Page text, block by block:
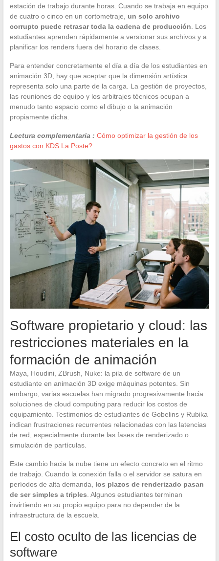
estación de trabajo durante horas. Cuando se trabaja en equipo
de cuatro o cinco en un cortometraje, un solo archivo
corrupto puede retrasar toda la cadena de producción . Los
estudiantes aprenden rápidamente a versionar sus archivos y a
planificar los renders fuera del horario de clases.
Para entender concretamente el día a día de los estudiantes en
animación 3D, hay que aceptar que la dimensión artística
representa solo una parte de la carga. La gestión de proyectos,
las reuniones de equipo y los arbitrajes técnicos ocupan a
menudo tanto espacio como el dibujo o la animación
propiamente dicha.
Lectura complementaria : Cómo optimizar la gestión de los
gastos con KDS La Poste?
Software propietario y cloud: las
restricciones materiales en la
formación de animación
Maya, Houdini, ZBrush, Nuke: la pila de software de un
estudiante en animación 3D exige máquinas potentes. Sin
embargo, varias escuelas han migrado progresivamente hacia
soluciones de cloud computing para reducir los costos de
equipamiento. Testimonios de estudiantes de Gobelins y Rubika
indican frustraciones recurrentes relacionadas con las latencias
de red, especialmente durante las fases de renderizado o
simulación de partículas.
Este cambio hacia la nube tiene un efecto concreto en el ritmo
de trabajo. Cuando la conexión falla o el servidor se satura en
períodos de alta demanda, los plazos de renderizado pasan
de ser simples a triples . Algunos estudiantes terminan
invirtiendo en su propio equipo para no depender de la
infraestructura de la escuela.
El costo oculto de las licencias de
software